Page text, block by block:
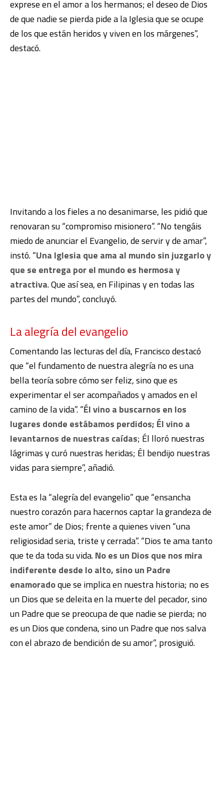
exprese en el amor a los hermanos; el deseo de Dios
de que nadie se pierda pide a la Iglesia que se ocupe
de los que están heridos y viven en los márgenes”,
destacó.
Invitando a los fieles a no desanimarse, les pidió que
renovaran su “compromiso misionero”. “No tengáis
miedo de anunciar el Evangelio, de servir y de amar”,
instó. “Una Iglesia que ama al mundo sin juzgarlo y
que se entrega por el mundo es hermosa y
atractiva. Que así sea, en Filipinas y en todas las
partes del mundo”, concluyó.
La alegría del evangelio
Comentando las lecturas del día, Francisco destacó
que “el fundamento de nuestra alegría no es una
bella teoría sobre cómo ser feliz, sino que es
experimentar el ser acompañados y amados en el
camino de la vida”. “Él vino a buscarnos en los
lugares donde estábamos perdidos; Él vino a
levantarnos de nuestras caídas; Él lloró nuestras
lágrimas y curó nuestras heridas; Él bendijo nuestras
vidas para siempre”, añadió.
Esta es la “alegría del evangelio” que “ensancha
nuestro corazón para hacernos captar la grandeza de
este amor” de Dios; frente a quienes viven “una
religiosidad seria, triste y cerrada”. “Dios te ama tanto
que te da toda su vida.No es un Dios que nos mira
indiferente desde lo alto, sino un Padre
enamoradoque se implica en nuestra historia; no es
un Dios que se deleita en la muerte del pecador, sino
un Padre que se preocupa de que nadie se pierda; no
es un Dios que condena, sino un Padre que nos salva
con el abrazo de bendición de su amor”, prosiguió.